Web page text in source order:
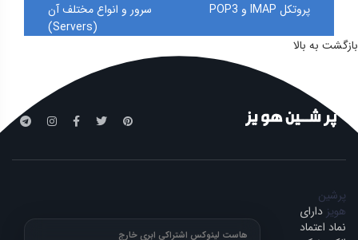
سرور و انواع مختلف آن
(Servers)
پروتکل IMAP و POP3
بازگشت به بالا
پرشین
هویز دارای
نماد اعتماد
هاست لینوکس اشتراکی ابری خارج